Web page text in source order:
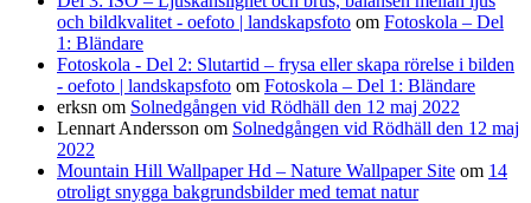
och bildkvalitet - oefoto | landskapsfoto om Fotoskola – Del
1: Bländare
Fotoskola - Del 2: Slutartid – frysa eller skapa rörelse i bilden
- oefoto | landskapsfoto om Fotoskola – Del 1: Bländare
erksn om Solnedgången vid Rödhäll den 12 maj 2022
Lennart Andersson om Solnedgången vid Rödhäll den 12 maj
2022
Mountain Hill Wallpaper Hd – Nature Wallpaper Site om 14
otroligt snygga bakgrundsbilder med temat natur